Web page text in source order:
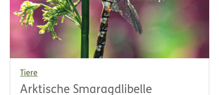
Tiere
Arktische Smaragdlibelle